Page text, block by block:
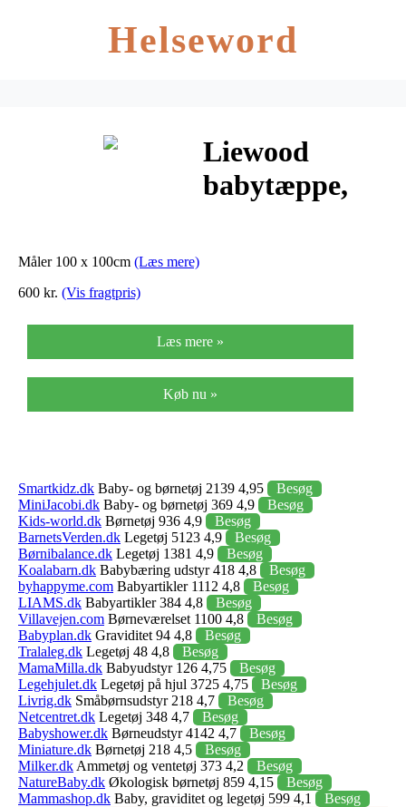
Helseword
Liewood
babytæppe,
Måler 100 x 100cm (Læs mere)
600 kr. (Vis fragtpris)
Læs mere »
Køb nu »
Smartkidz.dk Baby- og børnetøj 2139 4,95
Besøg
MiniJacobi.dk Baby- og børnetøj 369 4,9
Besøg
Kids-world.dk Børnetøj 936 4,9
Besøg
BarnetsVerden.dk Legetøj 5123 4,9
Besøg
Børnibalance.dk Legetøj 1381 4,9
Besøg
Koalabarn.dk Babybæring udstyr 418 4,8
Besøg
byhappyme.com Babyartikler 1112 4,8
Besøg
LIAMS.dk Babyartikler 384 4,8
Besøg
Villavejen.com Børneværelset 1100 4,8
Besøg
Babyplan.dk Graviditet 94 4,8
Besøg
Tralaleg.dk Legetøj 48 4,8
Besøg
MamaMilla.dk Babyudstyr 126 4,75
Besøg
Legehjulet.dk Legetøj på hjul 3725 4,75
Besøg
Livrig.dk Småbørnsudstyr 218 4,7
Besøg
Netcentret.dk Legetøj 348 4,7
Besøg
Babyshower.dk Børneudstyr 4142 4,7
Besøg
Miniature.dk Børnetøj 218 4,5
Besøg
Milker.dk Ammetøj og ventetøj 373 4,2
Besøg
NatureBaby.dk Økologisk børnetøj 859 4,15
Besøg
Mammashop.dk Baby, graviditet og legetøj 599 4,1
Besøg